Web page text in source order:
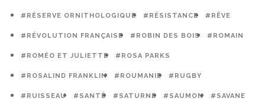
#RÉSERVE ORNITHOLOGIQUE #RÉSISTANCE #RÊVE
#RÉVOLUTION FRANÇAISE #ROBIN DES BOIS #ROMAIN
#ROMÉO ET JULIETTE #ROSA PARKS
#ROSALIND FRANKLIN #ROUMANIE #RUGBY
#RUISSEAU #SANTÉ #SATURNE #SAUMON #SAVANE